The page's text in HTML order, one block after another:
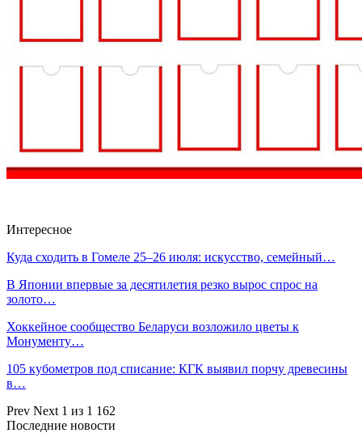
Интересное
Куда сходить в Гомеле 25–26 июля: искусство, семейный…
В Японии впервые за десятилетия резко вырос спрос на
золото…
Хоккейное сообщество Беларуси возложило цветы к
Монументу…
105 кубометров под списание: КГК выявил порчу древесины
в…
Prev Next 1 из 1 162
Последние новости